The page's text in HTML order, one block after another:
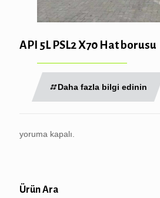
API 5L PSL2 X70 Hat borusu
Daha fazla bilgi edinin
yoruma kapalı.
Ürün Ara